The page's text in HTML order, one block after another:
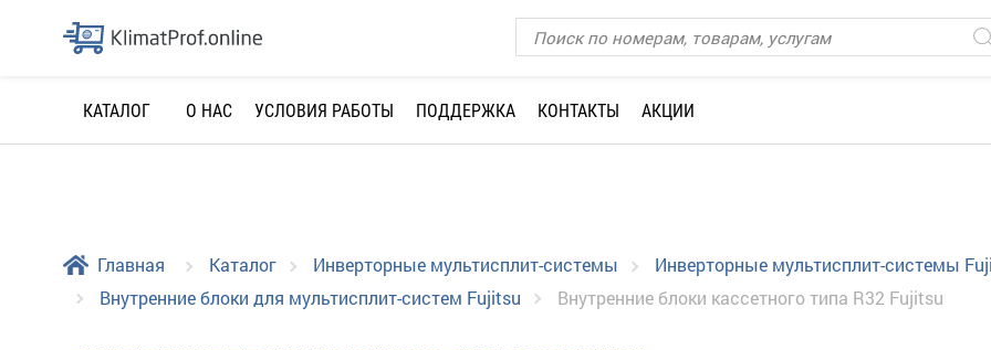
КАТАЛОГ О НАС УСЛОВИЯ РАБОТЫ ПОДДЕРЖКА КОНТАКТЫ АКЦИИ
Главная Каталог Инверторные мультисплит-системы
Инверторные мультисплит-системы
Внутренние блоки для мультисплит-систем Fujitsu
Внутренние блоки кассетного типа R32 Fujitsu